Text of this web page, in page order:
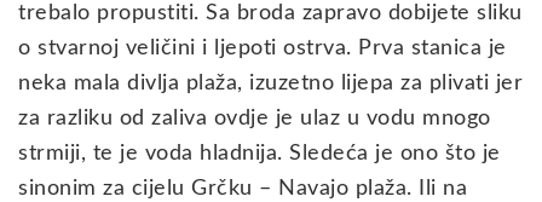
trebalo propustiti. Sa broda zapravo dobijete sliku
o stvarnoj veličini i ljepoti ostrva. Prva stanica je
neka mala divlja plaža, izuzetno lijepa za plivati jer
za razliku od zaliva ovdje je ulaz u vodu mnogo
strmiji, te je voda hladnija. Sledeća je ono što je
sinonim za cijelu Grčku – Navajo plaža. Ili na